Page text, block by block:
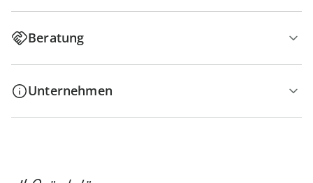
Beratung
Unternehmen